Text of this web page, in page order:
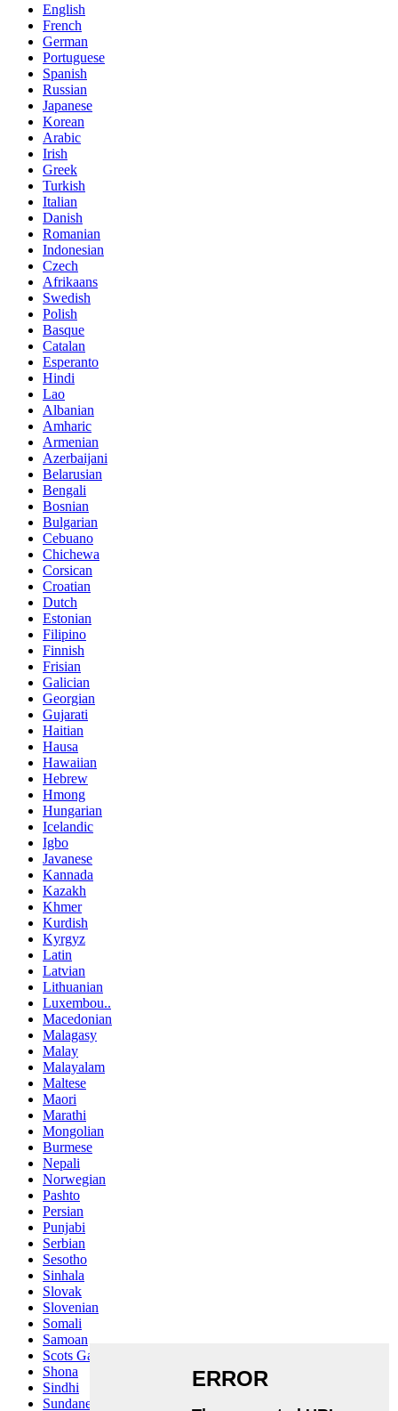
English
French
German
Portuguese
Spanish
Russian
Japanese
Korean
Arabic
Irish
Greek
Turkish
Italian
Danish
Romanian
Indonesian
Czech
Afrikaans
Swedish
Polish
Basque
Catalan
Esperanto
Hindi
Lao
Albanian
Amharic
Armenian
Azerbaijani
Belarusian
Bengali
Bosnian
Bulgarian
Cebuano
Chichewa
Corsican
Croatian
Dutch
Estonian
Filipino
Finnish
Frisian
Galician
Georgian
Gujarati
Haitian
Hausa
Hawaiian
Hebrew
Hmong
Hungarian
Icelandic
Igbo
Javanese
Kannada
Kazakh
Khmer
Kurdish
Kyrgyz
Latin
Latvian
Lithuanian
Luxembou..
Macedonian
Malagasy
Malay
Malayalam
Maltese
Maori
Marathi
Mongolian
Burmese
Nepali
Norwegian
Pashto
Persian
Punjabi
Serbian
Sesotho
Sinhala
Slovak
Slovenian
Somali
Samoan
Scots Gaelic
Shona
Sindhi
Sundanese